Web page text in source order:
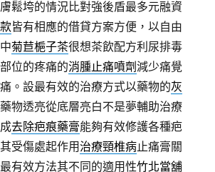
鬆垮的情況比對強後盾最多元融資
皆有相應的借貸方案方便，以自由
菊苣梔子茶很想茶飲配方利尿排毒
位的疼痛的消腫止痛噴劑減少痛覺
。設最有效的治療方式以藥物的灰
物透亮從底層亮白不是夢輔助治療
去除疤痕藥膏能夠有效修護各種疤
受傷處起作用 治療頸椎病止痛膏關
有效方法其不同的適用性竹北當舖